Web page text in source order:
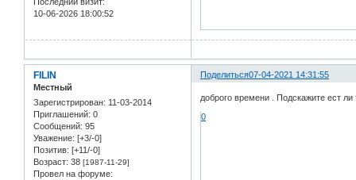
10-06-2026 18:00:52
Поделиться07-04-2021 14:31:55
FILIN
Местный
Зарегистрирован: 11-03-2014
Приглашений: 0
Сообщений: 95
Уважение: [+3/-0]
Позитив: [+11/-0]
Возраст: 38 [1987-11-29]
Провел на форуме:
доброго времени . Подскажите ест ли
0